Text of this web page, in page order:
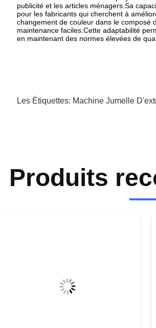
publicité et les articles ménagers.Sa
pour les fabricants qui cherchent à
changement de couleur dans le composé
maintenance faciles.Cette adaptabilité
en maintenant des normes élevées de
Les Étiquettes: Machine Jumelle
Produits